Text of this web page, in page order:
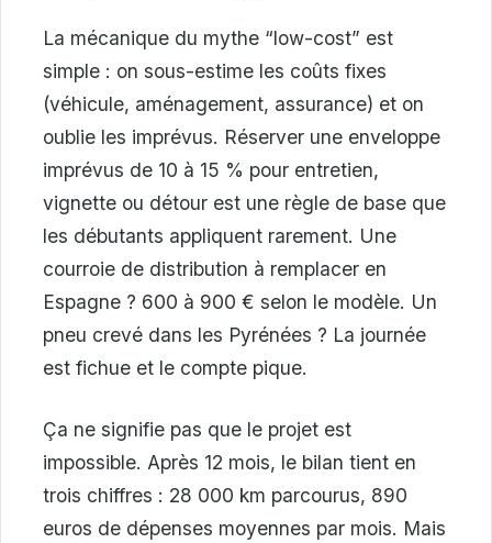
La mécanique du mythe “low-cost” est
simple : on sous-estime les coûts fixes
(véhicule, aménagement, assurance) et on
oublie les imprévus. Réserver une enveloppe
imprévus de 10 à 15 % pour entretien,
vignette ou détour est une règle de base que
les débutants appliquent rarement. Une
courroie de distribution à remplacer en
Espagne ? 600 à 900 € selon le modèle. Un
pneu crevé dans les Pyrénées ? La journée
est fichue et le compte pique.
Ça ne signifie pas que le projet est
impossible. Après 12 mois, le bilan tient en
trois chiffres : 28 000 km parcourus, 890
euros de dépenses moyennes par mois. Mais